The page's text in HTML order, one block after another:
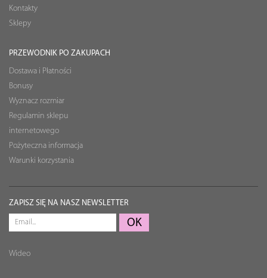
Kontakty
Sklepy
PRZEWODNIK PO ZAKUPACH
Dostawa i Płatności
Bonusy
Wyznacz rozmiar
Regulamin sklepu
internetowego
Pożyteczna informacja
Warunki korzystania
ZAPISZ SIĘ NA NASZ NEWSLETTER
Wideo